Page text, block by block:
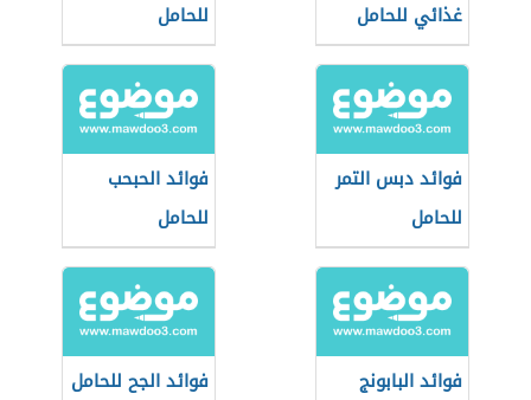
غذائي للحامل
للحامل
فوائد دبس التمر
للحامل
فوائد الحبحب
للحامل
فوائد البابونج
فوائد الجح للحامل